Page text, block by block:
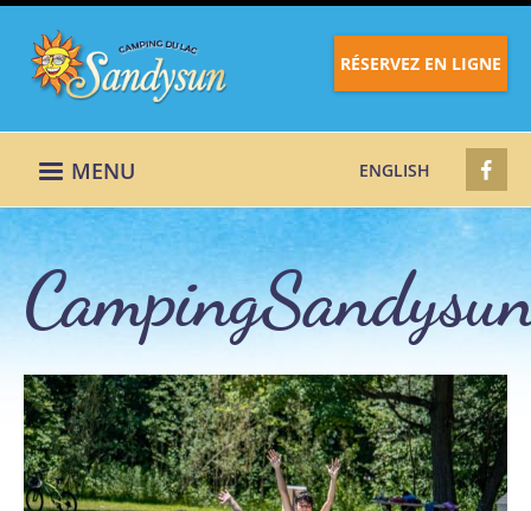
RÉSERVEZ EN LIGNE
MENU ENGLISH